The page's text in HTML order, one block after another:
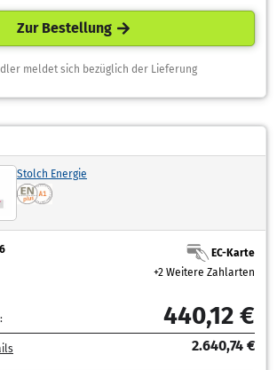
Zur Bestellung
meldet sich bezüglich der Lieferung
Stolch Energie
EC-Karte
+2 Weitere Zahlarten
440,12 €
2.640,74 €